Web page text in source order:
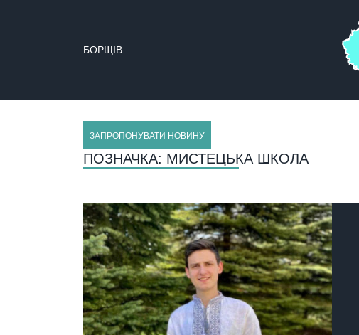
БОРЩІВ
ЗАПРОПОНУВАТИ НОВИНУ
ПОЗНАЧКА: МИСТЕЦЬКА ШКОЛА